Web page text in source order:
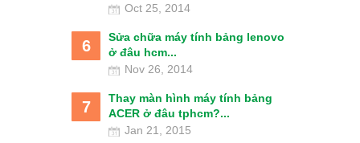
Oct 25, 2014
6
Sửa chữa máy tính bảng lenovo
ở đâu hcm...
Nov 26, 2014
7
Thay màn hình máy tính bảng
ACER ở đâu tphcm?...
Jan 21, 2015